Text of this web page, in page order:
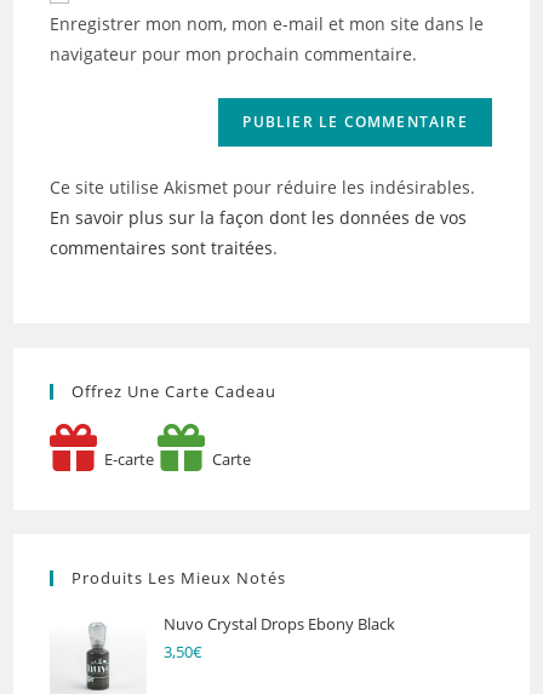
votre
(facultatif)
Enregistrer mon nom, mon e-mail et mon site dans le
navigateur pour mon prochain commentaire.
Ce site utilise Akismet pour réduire les indésirables.
En savoir plus sur la façon dont les données de vos
commentaires sont traitées.
Offrez Une Carte Cadeau
E-carte Carte
Produits Les Mieux Notés
Nuvo Crystal Drops Ebony Black
3,50€